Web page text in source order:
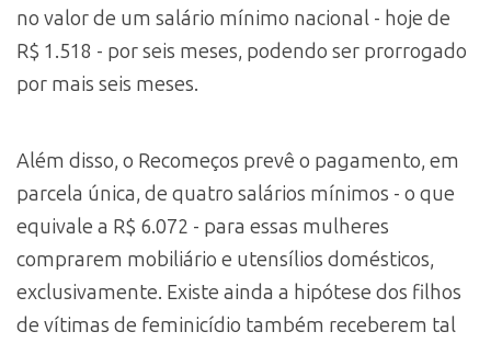
no valor de um salário mínimo nacional - hoje de
R$ 1.518 - por seis meses, podendo ser prorrogado
por mais seis meses.
Além disso, o Recomeços prevê o pagamento, em
parcela única, de quatro salários mínimos - o que
equivale a R$ 6.072 - para essas mulheres
comprarem mobiliário e utensílios domésticos,
exclusivamente. Existe ainda a hipótese dos filhos
de vítimas de feminicídio também receberem tal